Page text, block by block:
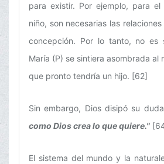
para existir. Por ejemplo, para
niño, son necesarias las
concepción. Por lo tanto, no es
María (P) se sintiera asombrada al
que pronto tendría un hijo. [62]
Sin embargo, Dios disipó su
como Dios crea lo que quiere."
El sistema del mundo y la